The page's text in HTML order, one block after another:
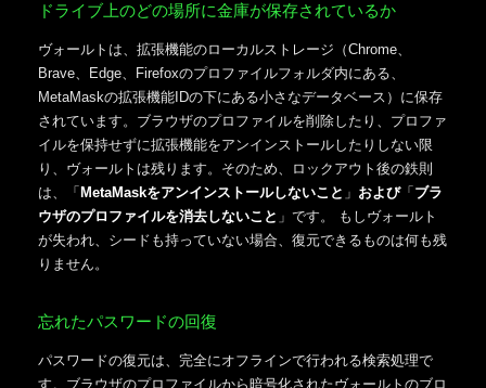
ドライブ上のどの場所に金庫が保存されているか
ヴォールトは、拡張機能のローカルストレージ（Chrome、
Brave、Edge、Firefoxのプロファイルフォルダ内にある、
MetaMaskの拡張機能IDの下にある小さなデータベース）に保存
されています。ブラウザのプロファイルを削除したり、プロファ
イルを保持せずに拡張機能をアンインストールしたりしない限
り、ヴォールトは残ります。そのため、ロックアウト後の鉄則
は、「 MetaMaskをアンインストールしないこと 」 および「 ブラ
ウザのプロファイルを消去しないこと 」です。 もしヴォールト
が失われ、シードも持っていない場合、復元できるものは何も残
りません。
忘れたパスワードの回復
パスワードの復元は、完全にオフラインで行われる検索処理で
す。ブラウザのプロファイルから暗号化されたヴォールトのブロ